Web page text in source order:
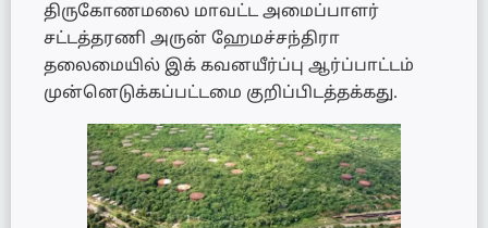
திருகோணமலை மாவட்ட அமைப்பாளர்
சட்டத்தரணி அருன் ஹேமச்சந்திரா
தலைமையில் இக் கவனயீர்ப்பு ஆர்ப்பாட்டம்
முன்னெடுக்கப்பட்டமை குறிப்பிடத்தக்கது.